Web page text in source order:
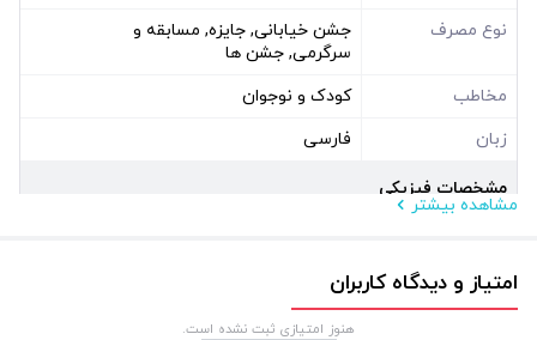
نوع مصرف
جشن خیابانی, جایزه, مسابقه و
سرگرمی, جشن ها
مخاطب
کودک و نوجوان
زبان
فارسی
مشخصات فیزیکی
ویژگی فنی
دارای 16 صفحه رنگ آمیزی
رقعی
مشاهده بیشتر
امتیاز و دیدگاه کاربران
هنوز امتیازی ثبت نشده است.